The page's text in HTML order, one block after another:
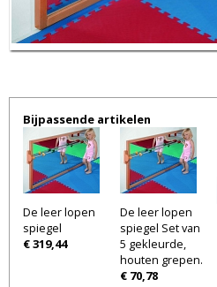
Bijpassende artikelen
De leer lopen
spiegel
€ 319,44
De leer lopen
spiegel Set van
5 gekleurde,
houten grepen.
€ 70,78